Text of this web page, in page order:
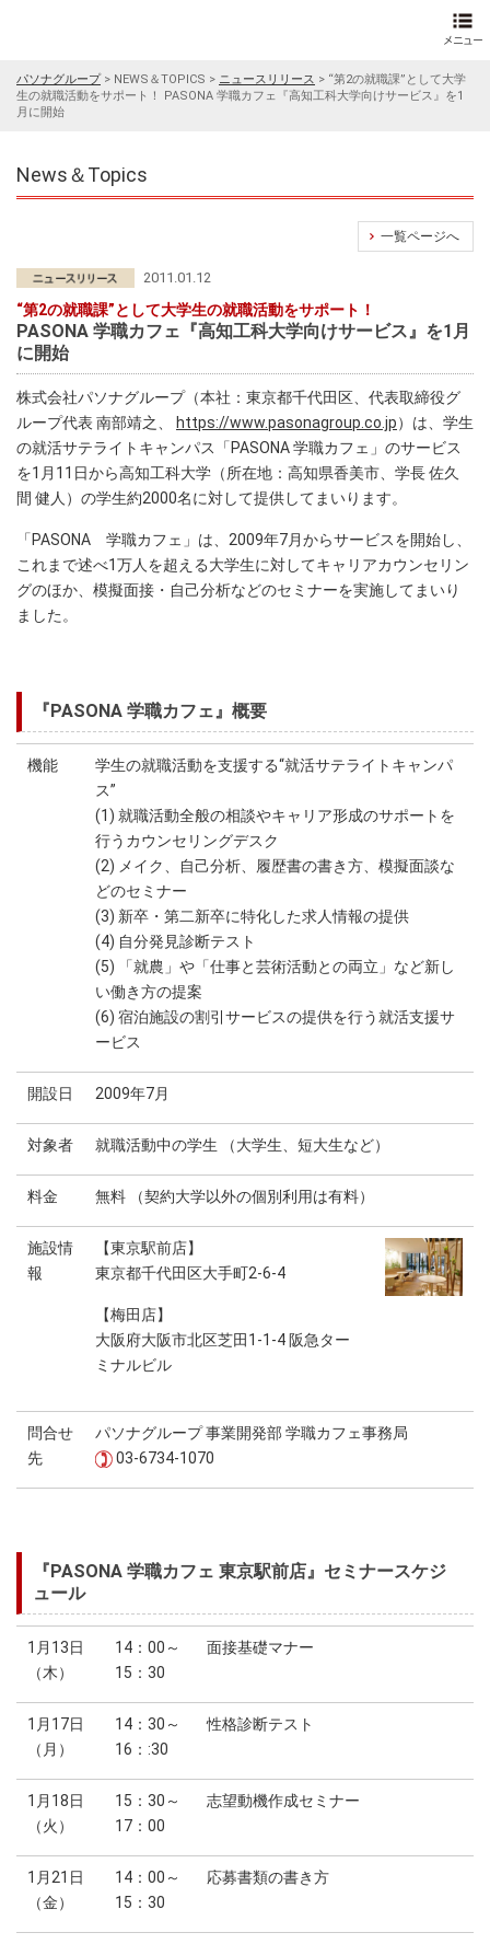
パソナグループ> NEWS＆TOPICS > ニュースリリース > “第2の就職課”として大学
生の就職活動をサポート！ PASONA 学職カフェ『高知工科大学向けサービス』を1
月に開始
News＆Topics
一覧ページへ
2011.01.12
“第2の就職課”として大学生の就職活動をサポート！
PASONA 学職カフェ『高知工科大学向けサービス』を1月
に開始
株式会社パソナグループ（本社：東京都千代田区、代表取締役グ
ループ代表 南部靖之、
https://www.pasonagroup.co.jp）は、学生
の就活サテライトキャンパス「PASONA 学職カフェ」のサービス
を1月11日から高知工科大学（所在地：高知県香美市、学長 佐久
間 健人）の学生約2000名に対して提供してまいります。
「PASONA 学職カフェ」は、2009年7月からサービスを開始し、
これまで述べ1万人を超える大学生に対してキャリアカウンセリン
グのほか、模擬面接・自己分析などのセミナーを実施してまいり
ました。
『PASONA 学職カフェ』概要
機能
学生の就職活動を支援する“就活サテライトキャンパ
ス”
(1) 就職活動全般の相談やキャリア形成のサポートを
行うカウンセリングデスク
(2) メイク、自己分析、履歴書の書き方、模擬面談な
どのセミナー
(3) 新卒・第二新卒に特化した求人情報の提供
(4) 自分発見診断テスト
(5) 「就農」や「仕事と芸術活動との両立」など新し
い働き方の提案
(6) 宿泊施設の割引サービスの提供を行う就活支援サ
ービス
開設日 2009年7月
対象者 就職活動中の学生 （大学生、短大生など）
料金 無料 （契約大学以外の個別利用は有料）
施設情
報
【東京駅前店】
東京都千代田区大手町2-6-4
【梅田店】
大阪府大阪市北区芝田1-1-4 阪急ター
ミナルビル
問合せ
先
パソナグループ 事業開発部 学職カフェ事務局
03-6734-1070
『PASONA 学職カフェ 東京駅前店』セミナースケジ
ュール
1月13日
（木）
14：00～
15：30
面接基礎マナー
1月17日
（月）
14：30～
16：:30
性格診断テスト
1月18日
（火）
15：30～
17：00
志望動機作成セミナー
1月21日
（金）
14：00～
15：30
応募書類の書き方